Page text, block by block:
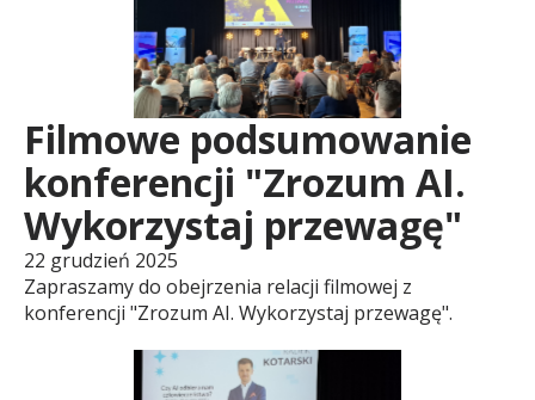
o
l
s
Filmowe podsumowanie
konferencji "Zrozum AI.
Wykorzystaj przewagę"
22 grudzień 2025
Zapraszamy do obejrzenia relacji filmowej z
konferencji "Zrozum AI. Wykorzystaj przewagę".